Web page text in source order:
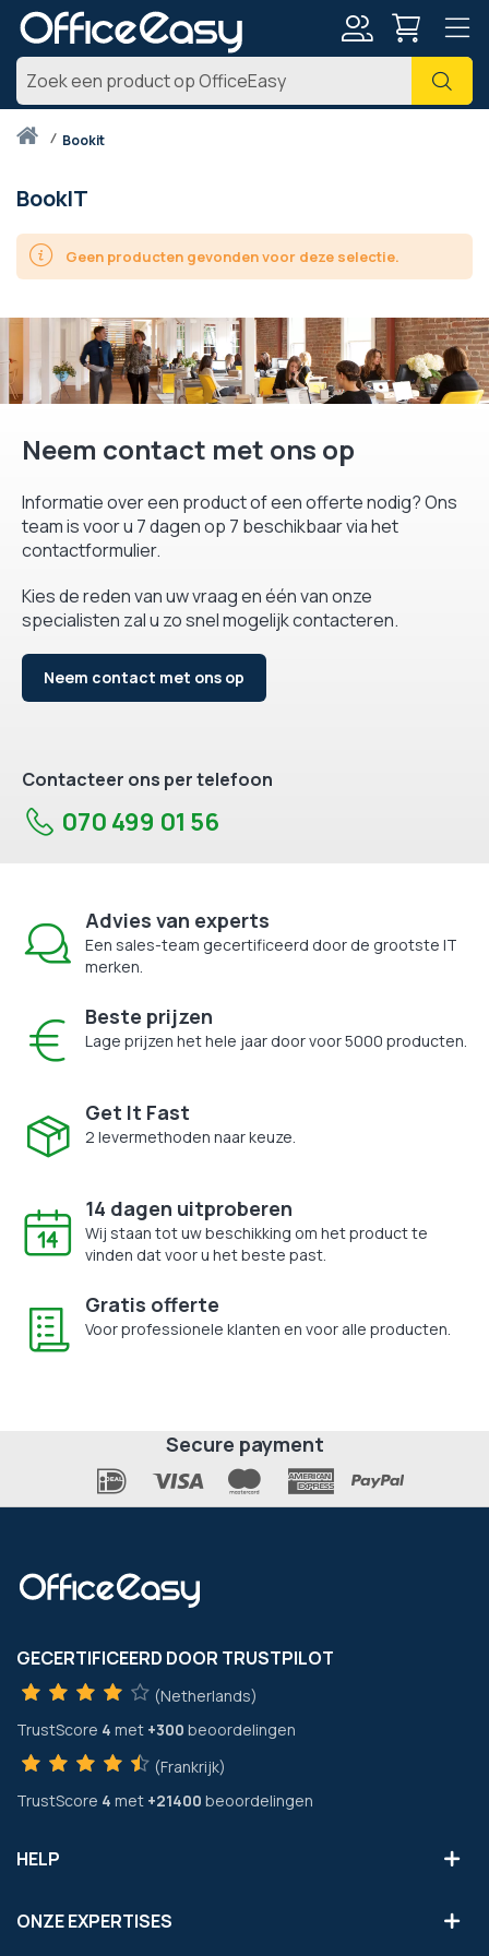
Zoek
Thuisbookit
BookIT
Geen producten gevonden voor deze selectie.
Neem contact met ons op
Informatie over een product of een offerte nodig? Ons
team is voor u 7 dagen op 7 beschikbaar via het
contactformulier.
Kies de reden van uw vraag en één van onze
specialisten zal u zo snel mogelijk contacteren.
Neem contact met ons op
Contacteer ons per telefoon
070 499 01 56
Advies van experts
Een sales-team gecertificeerd door de grootste IT
merken.
Beste prijzen
Lage prijzen het hele jaar door voor 5000 producten.
Get It Fast
2 levermethoden naar keuze.
14 dagen uitproberen
Wij staan tot uw beschikking om het product te
vinden dat voor u het beste past.
Gratis offerte
Voor professionele klanten en voor alle producten.
Secure payment
GECERTIFICEERD DOOR TRUSTPILOT
(Netherlands)
TrustScore 4 met +300 beoordelingen
(Frankrijk)
TrustScore 4 met +21400 beoordelingen
HELP
ONZE EXPERTISES